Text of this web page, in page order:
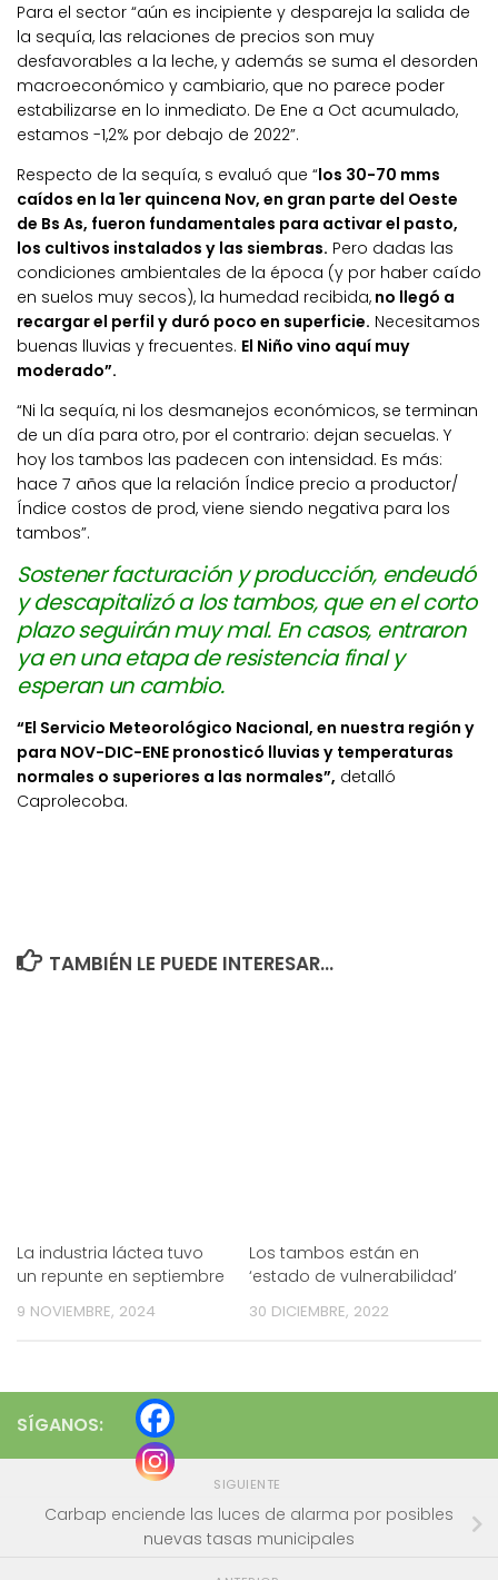
Para el sector “aún es incipiente y despareja la salida de
la sequía, las relaciones de precios son muy
desfavorables a la leche, y además se suma el desorden
macroeconómico y cambiario, que no parece poder
estabilizarse en lo inmediato. De Ene a Oct acumulado,
estamos -1,2% por debajo de 2022”.
Respecto de la sequía, s evaluó que “los 30-70 mms
caídos en la 1er quincena Nov, en gran parte del Oeste
de Bs As, fueron fundamentales para activar el pasto,
los cultivos instalados y las siembras. Pero dadas las
condiciones ambientales de la época (y por haber caído
en suelos muy secos), la humedad recibida, no llegó a
recargar el perfil y duró poco en superficie. Necesitamos
buenas lluvias y frecuentes. El Niño vino aquí muy
moderado”.
“Ni la sequía, ni los desmanejos económicos, se terminan
de un día para otro, por el contrario: dejan secuelas. Y
hoy los tambos las padecen con intensidad. Es más:
hace 7 años que la relación Índice precio a productor/
Índice costos de prod, viene siendo negativa para los
tambos”.
Sostener facturación y producción, endeudó
y descapitalizó a los tambos, que en el corto
plazo seguirán muy mal. En casos, entraron
ya en una etapa de resistencia final y
esperan un cambio.
“El Servicio Meteorológico Nacional, en nuestra región y
para NOV-DIC-ENE pronosticó lluvias y temperaturas
normales o superiores a las normales”, detalló
Caprolecoba.
TAMBIÉN LE PUEDE INTERESAR...
La industria láctea tuvo
un repunte en septiembre
9 NOVIEMBRE, 2024
Los tambos están en
‘estado de vulnerabilidad’
30 DICIEMBRE, 2022
SÍGANOS:
SIGUIENTE
Carbap enciende las luces de alarma por posibles
nuevas tasas municipales